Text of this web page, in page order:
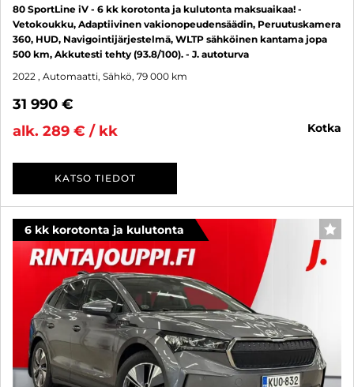
80 SportLine iV - 6 kk korotonta ja kulutonta maksuaikaa! -
Vetokoukku, Adaptiivinen vakionopeudensäädin, Peruutuskamera
360, HUD, Navigointijärjestelmä, WLTP sähköinen kantama jopa
500 km, Akkutesti tehty (93.8/100). - J. autoturva
2022 , Automaatti, Sähkö, 79 000 km
31 990 €
alk. 289 € / kk
kotka
KATSO TIEDOT
6 kk korotonta ja kulutonta